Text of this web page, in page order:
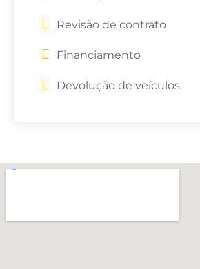
Revisão de contrato
Financiamento
Devolução de veículos